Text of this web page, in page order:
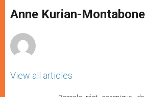
p
p
g
e
o
k
r
Anne Kurian-Montabone
View all articles